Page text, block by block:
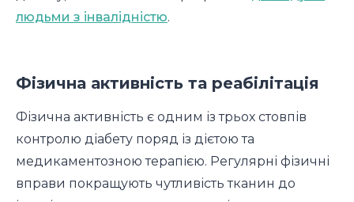
людьми з інвалідністю.
Фізична активність та реабілітація
Фізична активність є одним із трьох стовпів
контролю діабету поряд із дієтою та
медикаментозною терапією. Регулярні фізичні
вправи покращують чутливість тканин до